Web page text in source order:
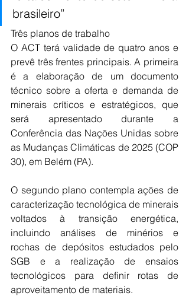
brasileiro”
Três planos de trabalho
O ACT terá validade de quatro anos e
prevê três frentes principais. A primeira
é a elaboração de um documento
técnico sobre a oferta e demanda de
minerais críticos e estratégicos, que
será apresentado durante a
Conferência das Nações Unidas sobre
as Mudanças Climáticas de 2025 (COP
30), em Belém (PA).
O segundo plano contempla ações de
caracterização tecnológica de minerais
voltados à transição energética,
incluindo análises de minérios e
rochas de depósitos estudados pelo
SGB e a realização de ensaios
tecnológicos para definir rotas de
aproveitamento de materiais.